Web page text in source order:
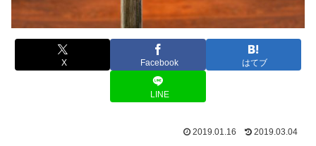
X Facebook はてブ
LINE
2019.01.16 2019.03.04